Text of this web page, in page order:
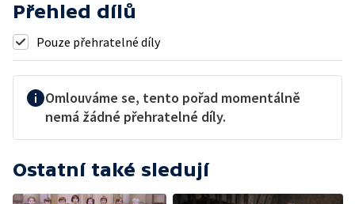
Přehled dílů
Pouze přehratelné díly
Omlouváme se, tento pořad momentálně
nemá žádné přehratelné díly.
Ostatní také sledují